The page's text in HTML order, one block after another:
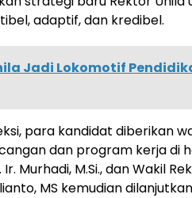
adaptif, dan kredibel.
Jadi Lokomotif
para kandidat diberikan
dan program kerja di
Murhadi, M.Si., dan Wakil
MS kemudian